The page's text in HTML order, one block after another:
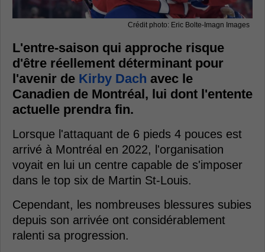
Crédit photo: Eric Bolte-Imagn Images
L'entre-saison qui approche risque
d'être réellement déterminant pour
l'avenir de Kirby Dach avec le
Canadien de Montréal, lui dont l'entente
actuelle prendra fin.
Lorsque l'attaquant de 6 pieds 4 pouces est
arrivé à Montréal en 2022, l'organisation
voyait en lui un centre capable de s'imposer
dans le top six de Martin St-Louis.
Cependant, les nombreuses blessures subies
depuis son arrivée ont considérablement
ralenti sa progression.